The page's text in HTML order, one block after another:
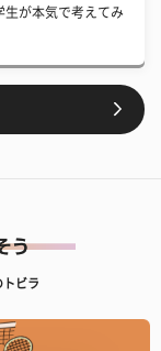
生が本気で考えてみ
トビラ